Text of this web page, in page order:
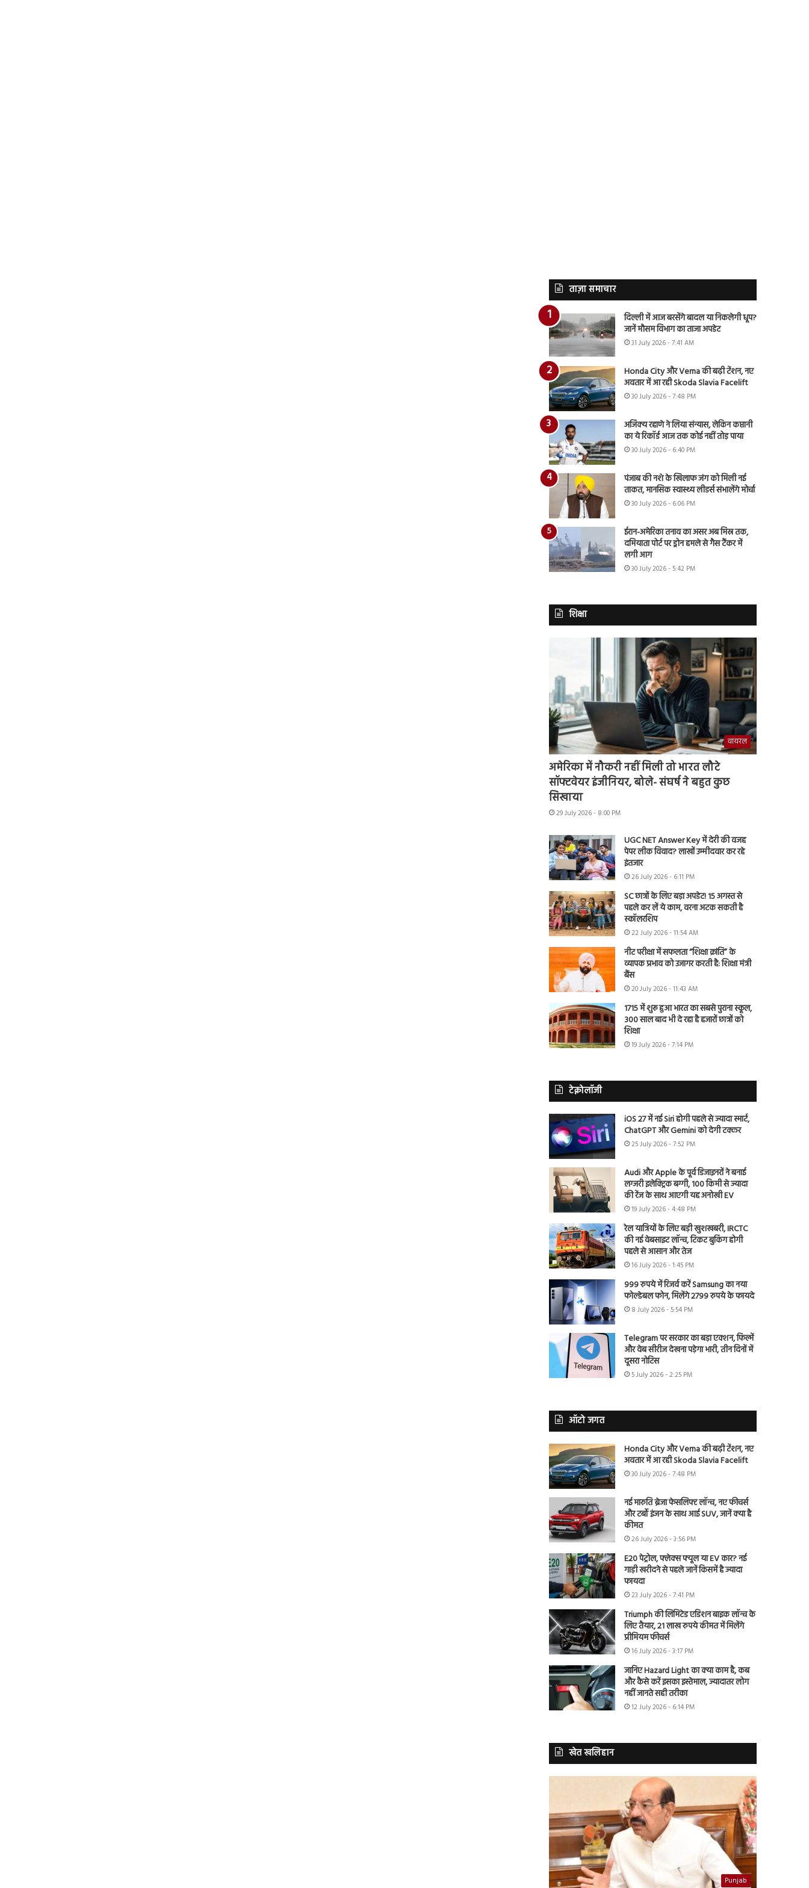
ताज़ा समाचार
दिल्ली में आज बरसेंगे बादल या निकलेगी धूप?
जानें मौसम विभाग का ताजा अपडेट
31 July 2026 - 7:41 AM
Honda City और Verna की बढ़ी टेंशन, नए
अवतार में आ रही Skoda Slavia Facelift
30 July 2026 - 7:48 PM
अजिंक्य रहाणे ने लिया संन्यास, लेकिन कप्तानी
का ये रिकॉर्ड आज तक कोई नहीं तोड़ पाया
30 July 2026 - 6:40 PM
पंजाब की नशे के खिलाफ जंग को मिली नई
ताकत, मानसिक स्वास्थ्य लीडर्स संभालेंगे मोर्चा
30 July 2026 - 6:06 PM
ईरान-अमेरिका तनाव का असर अब मिस्र तक,
दमियाता पोर्ट पर ड्रोन हमले से गैस टैंकर में
लगी आग
30 July 2026 - 5:42 PM
शिक्षा
वायरल
अमेरिका में नौकरी नहीं मिली तो भारत लौटे
सॉफ्टवेयर इंजीनियर, बोले- संघर्ष ने बहुत कुछ
सिखाया
29 July 2026 - 8:00 PM
UGC NET Answer Key में देरी की वजह
पेपर लीक विवाद? लाखों उम्मीदवार कर रहे
इंतजार
26 July 2026 - 6:11 PM
SC छात्रों के लिए बड़ा अपडेट! 15 अगस्त से
पहले कर लें ये काम, वरना अटक सकती है
स्कॉलरशिप
22 July 2026 - 11:54 AM
नीट परीक्षा में सफलता “शिक्षा क्रांति” के
व्यापक प्रभाव को उजागर करती है: शिक्षा मंत्री
बैंस
20 July 2026 - 11:43 AM
1715 में शुरू हुआ भारत का सबसे पुराना स्कूल,
300 साल बाद भी दे रहा है हजारों छात्रों को
शिक्षा
19 July 2026 - 7:14 PM
टेक्नोलॉजी
iOS 27 में नई Siri होगी पहले से ज्यादा स्मार्ट,
ChatGPT और Gemini को देगी टक्कर
25 July 2026 - 7:52 PM
Audi और Apple के पूर्व डिजाइनरों ने बनाई
लग्जरी इलेक्ट्रिक बग्गी, 100 किमी से ज्यादा
की रेंज के साथ आएगी यह अनोखी EV
19 July 2026 - 4:48 PM
रेल यात्रियों के लिए बड़ी खुशखबरी, IRCTC
की नई वेबसाइट लॉन्च, टिकट बुकिंग होगी
पहले से आसान और तेज
16 July 2026 - 1:45 PM
999 रुपये में रिजर्व करें Samsung का नया
फोल्डेबल फोन, मिलेंगे 2799 रुपये के फायदे
8 July 2026 - 5:54 PM
Telegram पर सरकार का बड़ा एक्शन, फिल्में
और वेब सीरीज देखना पड़ेगा भारी, तीन दिनों में
दूसरा नोटिस
5 July 2026 - 2:25 PM
ऑटो जगत
Honda City और Verna की बढ़ी टेंशन, नए
अवतार में आ रही Skoda Slavia Facelift
30 July 2026 - 7:48 PM
नई मारुति ब्रेजा फेसलिफ्ट लॉन्च, नए फीचर्स
और टर्बो इंजन के साथ आई SUV, जानें क्या है
कीमत
26 July 2026 - 3:56 PM
E20 पेट्रोल, फ्लेक्स फ्यूल या EV कार? नई
गाड़ी खरीदने से पहले जानें किसमें है ज्यादा
फायदा
23 July 2026 - 7:41 PM
Triumph की लिमिटेड एडिशन बाइक लॉन्च के
लिए तैयार, 21 लाख रुपये कीमत में मिलेंगे
प्रीमियम फीचर्स
16 July 2026 - 3:17 PM
जानिए Hazard Light का क्या काम है, कब
और कैसे करें इसका इस्तेमाल, ज्यादातर लोग
नहीं जानते सही तरीका
12 July 2026 - 6:14 PM
खेत खलिहान
Punjab